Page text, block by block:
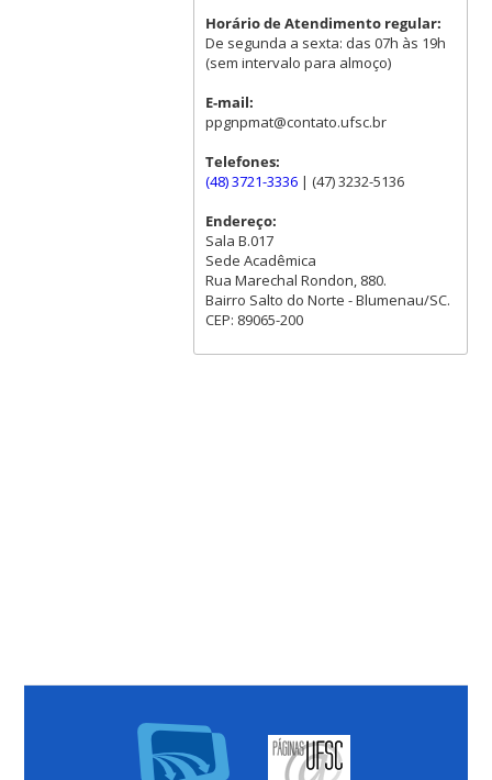
Horário de Atendimento regular:
De segunda a sexta: das 07h às 19h
(sem intervalo para almoço)
E-mail:
ppgnpmat@contato.ufsc.br
Telefones:
(48) 3721-3336| (47) 3232-5136
Endereço:
Sala B.017
Sede Acadêmica
Rua Marechal Rondon, 880.
Bairro Salto do Norte - Blumenau/SC.
CEP: 89065-200